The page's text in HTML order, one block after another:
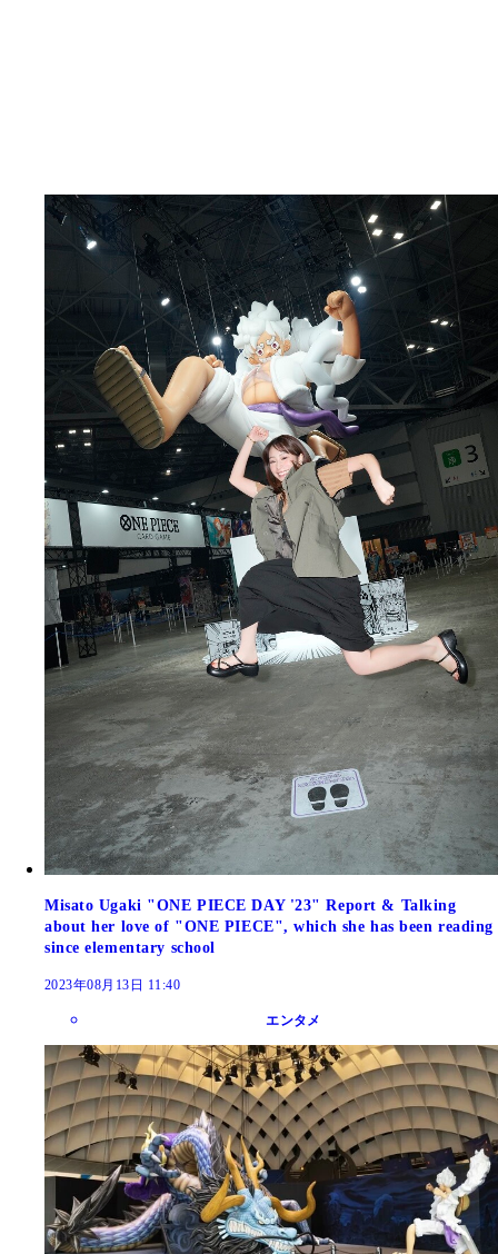
Misato Ugaki "ONE PIECE DAY '23" Report & Talking
about her love of "ONE PIECE", which she has been reading
since elementary school
2023年08月13日 11:40
エンタメ